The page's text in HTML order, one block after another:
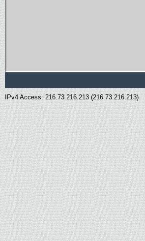
IPv4 Access: 216.73.216.213 (216.73.216.213)